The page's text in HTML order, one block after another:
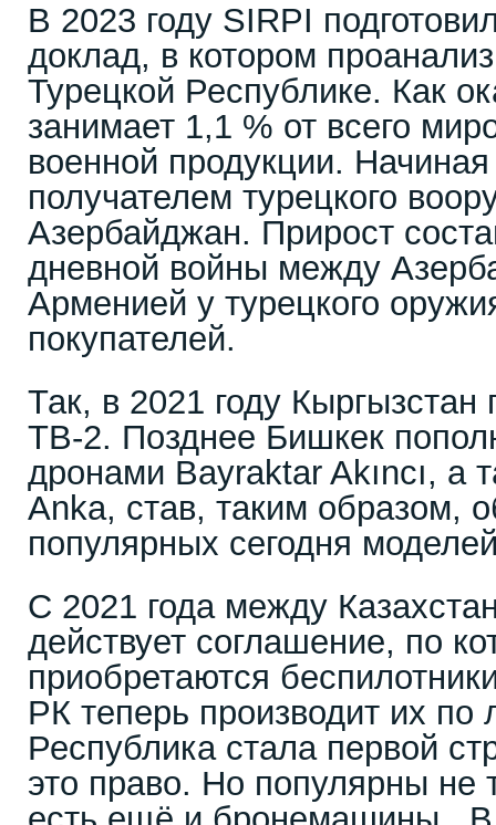
В 2023 году SIRPI
доклад, в котором
Турецкой Республике. Как
занимает 1,1 % от всего
военной продукции.
получателем турецкого
Азербайджан. Прирост
дневной войны между
Арменией у турецкого
покупателей.
Так, в 2021 году
TB-2. Позднее Бишкек
дронами Bayraktar Akıncı, а
Anka, став, таким образом,
популярных сегодня
С 2021 года между
действует соглашение, по
приобретаются
РК теперь производит их по
Республика стала первой
это право. Но популярны не